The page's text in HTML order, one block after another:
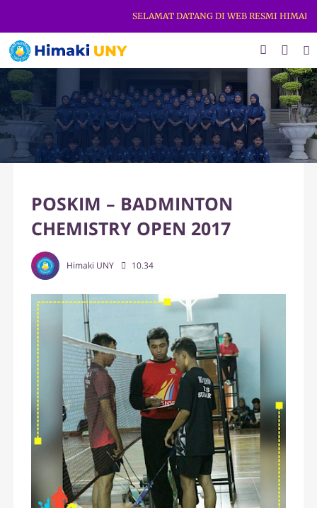
SELAMAT DATANG DI WEB RESMI HIMAKI
POSKIM – BADMINTON
CHEMISTRY OPEN 2017
Himaki UNY 10.34